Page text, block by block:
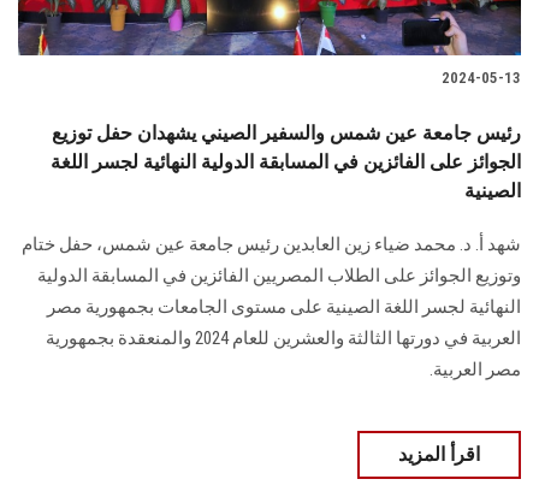
2024-05-13
رئيس جامعة عين شمس والسفير الصيني يشهدان حفل توزيع
الجوائز على الفائزين في المسابقة الدولية النهائية لجسر اللغة
الصينية
شهد أ. د. محمد ضياء زين العابدين رئيس جامعة عين شمس، حفل ختام
وتوزيع الجوائز على الطلاب المصريين الفائزين في المسابقة الدولية
النهائية ‏لجسر اللغة الصينية على مستوى الجامعات بجمهورية مصر
العربية في دورتها الثالثة والعشرين ‏للعام 2024 والمنعقدة بجمهورية
مصر العربية‎.‎
اقرأ المزيد